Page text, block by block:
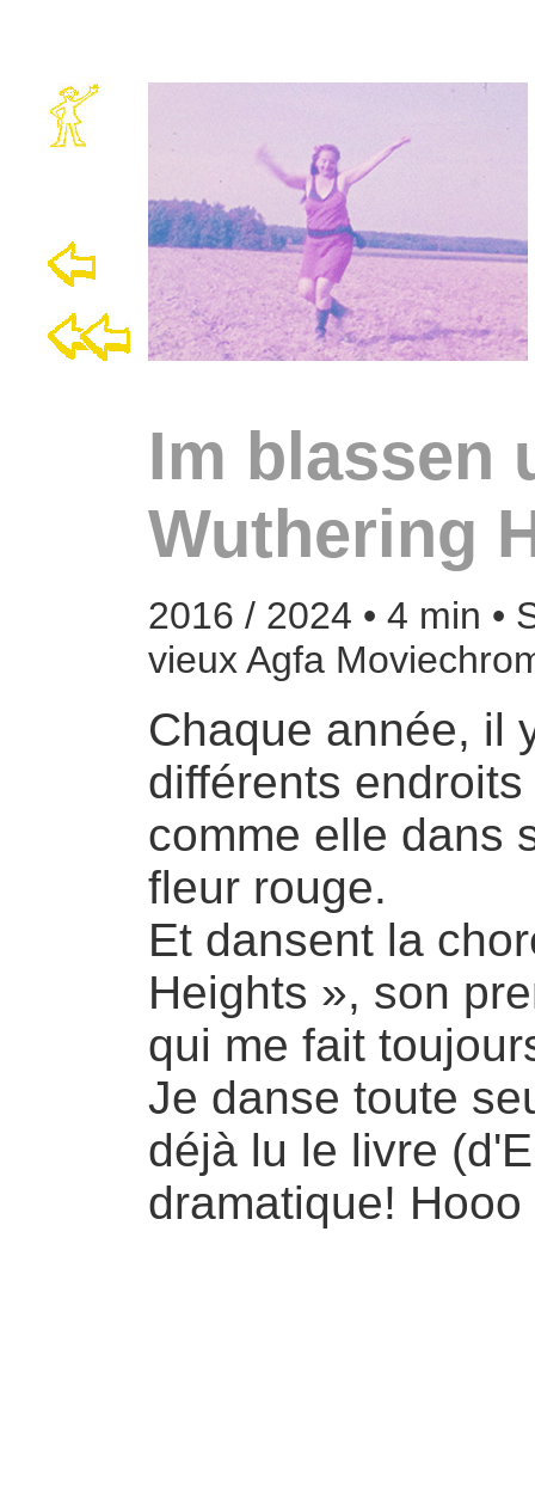
Im blassen
Wuthering
2016 / 2024 • 4 min •
vieux Agfa
Chaque année, il
différents
comme elle dans
fleur rouge.
Et dansent la
Heights », son
qui me fait
Je danse toute
déjà lu le livre
dramatique!